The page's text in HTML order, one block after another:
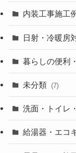
内装工事施工
日射・冷暖房
暮らしの便利
未分類 (7)
洗面・トイレ
給湯器・エコ